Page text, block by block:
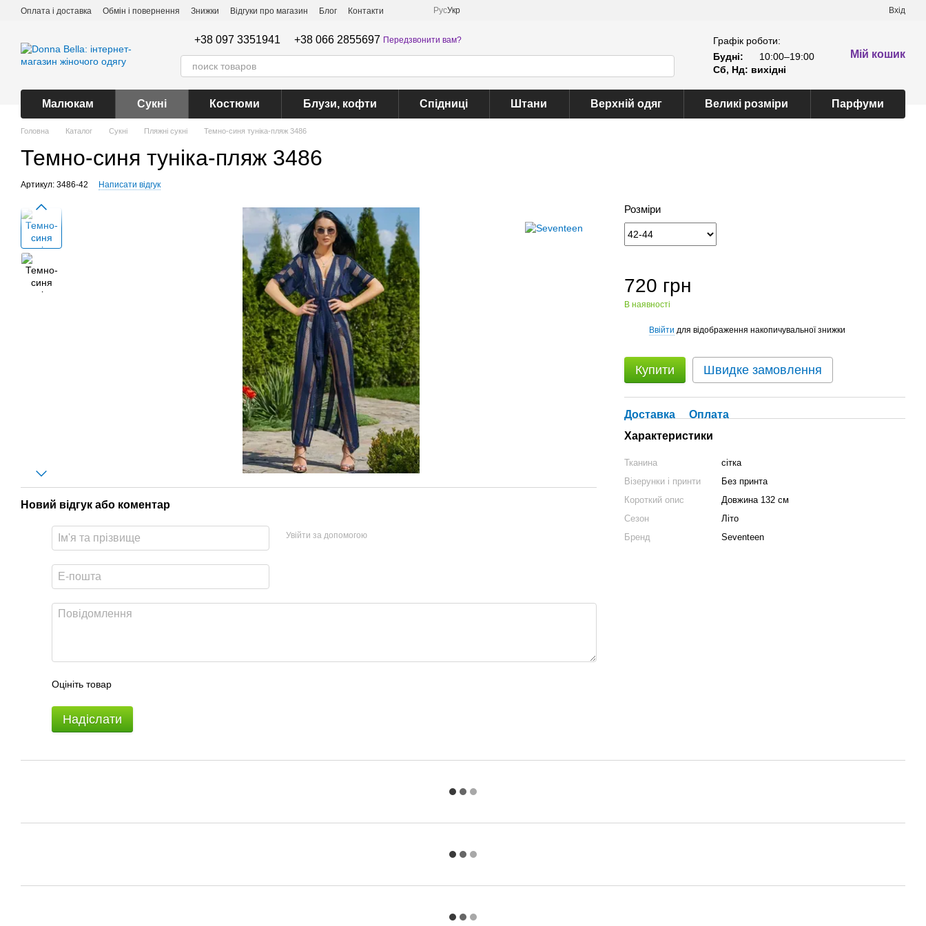
Перейти до основного контенту
Оплата і доставка Обмін і повернення Знижки Відгуки про магазин Блог Контакти РусУкр Вхід
+38 097 3351941 +38 066 2855697 Передзвонити вам?
Графік роботи:
Будні:
10:00–19:00
Сб, Нд: вихідні
Мій кошик
Малюкам Сукні Костюми Блузи, кофти Спідниці Штани Верхній одяг Великі розміри Парфуми
Головна Каталог Сукні Пляжні сукні Темно-синя туніка-пляж 3486
Темно-синя туніка-пляж 3486
Артикул: 3486-42 Написати відгук
Новий відгук або коментар
Увійти за допомогою
Оцініть товар
Надіслати
Розміри
720 грн
В наявності
Ввійти для відображення накопичувальної знижки
Купити Швидке замовлення
Доставка
Оплата
Характеристики
Тканина
сітка
Візерунки і принти
Без принта
Короткий опис
Довжина 132 см
Сезон
Літо
Бренд
Seventeen